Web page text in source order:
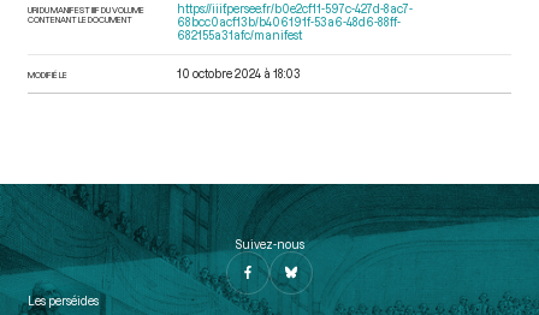
URI DU MANIFEST IIIF DU VOLUME
CONTENANT LE DOCUMENT
https://iiif.persee.fr/b0e2cf11-597c-427d-8ac7-
68bcc0acf13b/b406191f-53a6-48d6-88ff-
682155a31afc/manifest
MODIFIÉ LE 10 octobre 2024 à 18:03
Suivez-nous
Les perséides